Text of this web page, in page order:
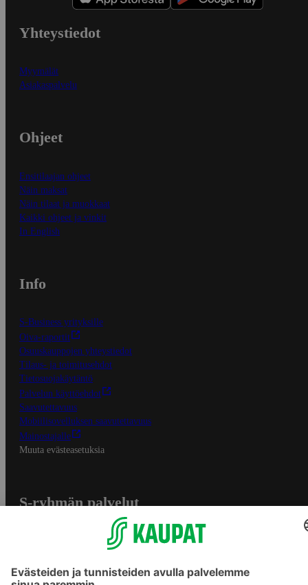
Yhteystiedot
Myymälät
Asiakaspalvelu
Ohjeet
Ensitilaajan ohjeet
Näin maksat
Näin tilaat ja muokkaat
Kaikki ohjeet ja vinkit
In English
Info
S-Business yrityksille
Oiva-raportit
Osuuskauppojen yhteystiedot
Tilaus- ja toimitusehdot
Tietosuojakäytäntö
Palvelun käyttöehdot
Saavutettavuus
Mobiilisovelluksen saavutettavuus
Mainostajalle
Muuta evästeasetuksia
S-ryhmän palvelut
Yhteishyvä Ruoka -sovellus